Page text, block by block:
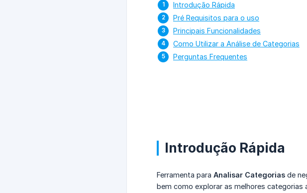
Introdução Rápida
Pré Requisitos para o uso
Principais Funcionalidades
Como Utilizar a Análise de Categorias
Perguntas Frequentes
Introdução Rápida
Ferramenta para Analisar Categorias de
bem como explorar as melhores categorias